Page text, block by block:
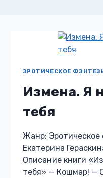
ЭРОТИЧЕСКОЕ
Измена. Я
тебя
Жанр: Эротическое
Екатерина
Описание книги
тебя» — Кошмар! —